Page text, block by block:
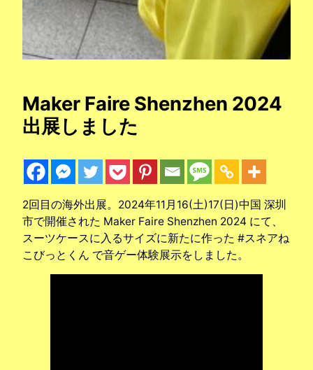
Maker Faire Shenzhen 2024
出展しました
2回目の海外出展。2024年11月16(土)17(日)中国 深圳
市で開催された Maker Faire Shenzhen 2024 にて、
スーツケースに入るサイズに新たに作った #スネアね
こびっとくん で音ゲー体験展示をしました。